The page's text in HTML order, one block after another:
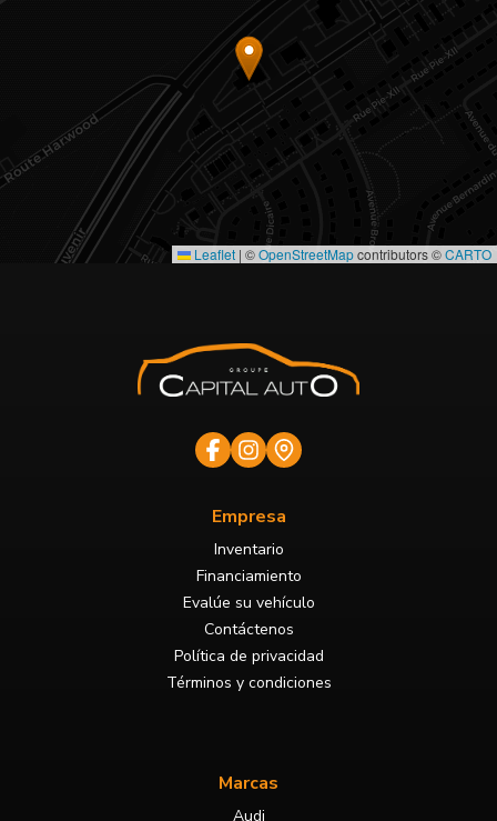
Leaflet | ©OpenStreetMapcontributors ©CARTO
Empresa
Inventario
Financiamiento
Evalúe su vehículo
Contáctenos
Política de privacidad
Términos y condiciones
Marcas
Audi